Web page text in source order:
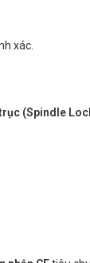
xác.
(Spindle